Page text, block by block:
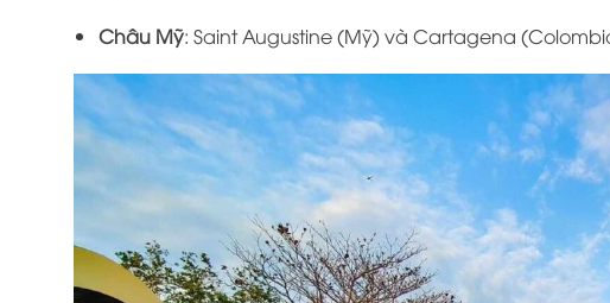
Châu Mỹ: Saint Augustine (Mỹ) và Cartagena